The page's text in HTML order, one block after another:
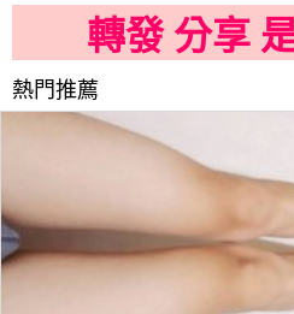
轉發 分享
熱門推薦